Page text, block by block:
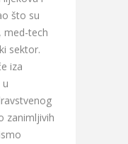
što su
med-tech
sektor.
iza
u
zanimljivih